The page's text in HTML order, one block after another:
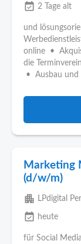
event_available 2 Tage alt
und
online •
die
• Ausbau und
Marketing
(d/w/m)
apartment LPdigital
event_available heute
für Social